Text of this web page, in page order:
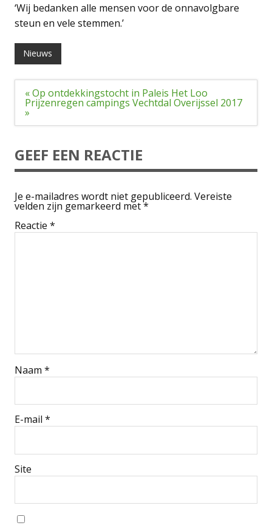
‘Wij bedanken alle mensen voor de onnavolgbare
steun en vele stemmen.’
Nieuws
Bericht
navigatie
« Op ontdekkingstocht in Paleis Het Loo
Prijzenregen campings Vechtdal Overijssel 2017
»
GEEF EEN REACTIE
Je e-mailadres wordt niet gepubliceerd. Vereiste
velden zijn gemarkeerd met*
Reactie *
Naam *
E-mail *
Site